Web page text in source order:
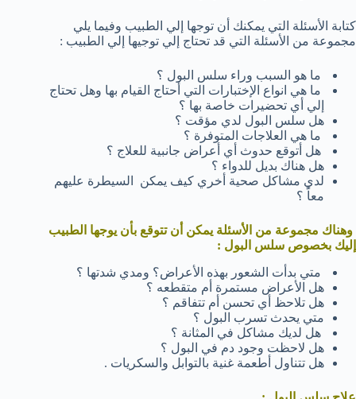
كتابة الأسئلة التي يمكنك أن توجها إلي الطبيب وفيما يلي
مجموعة من الأسئلة التي قد تحتاج إلي توجيها إلي الطبيب :
ما هو السبب وراء سلس البول ؟
ما هي انواع الإختبارات التي أحتاج القيام بها وهل تحتاج
إلي أي تحضيرات خاصة بها ؟
هل سلس البول لدي مؤقت ؟
ما هي العلاجات المتوفرة ؟
هل أتوقع حدوث أي أعراض جانبية للعلاج ؟
هل هناك بديل للدواء ؟
لدي مشاكل صحية أخري كيف يمكن السيطرة عليهم
معاً ؟
وهناك مجموعة من الأسئلة يمكن أن تتوقع بأن يوجها الطبيب
إليك بخصوص سلس البول :
متي بدأت الشعور بهذه الأعراض؟ ومدي شدتها ؟
هل الأعراض مستمرة أم متقطعه ؟
هل تلاحظ أي تحسن أم تتفاقم ؟
متي يحدث تسرب البول ؟
هل لديك مشاكل في المثانة ؟
هل لاحظت وجود دم في البول ؟
هل تتناول أطعمة غنية بالتوابل والسكريات .